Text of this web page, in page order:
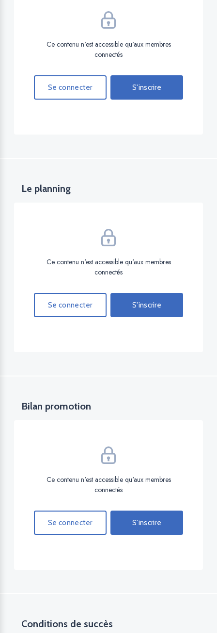
Ce contenu n'est accessible qu'aux membres
connectés
Se connecter S'inscrire
Le planning
Ce contenu n'est accessible qu'aux membres
connectés
Se connecter S'inscrire
Bilan promotion
Ce contenu n'est accessible qu'aux membres
connectés
Se connecter S'inscrire
Conditions de succès